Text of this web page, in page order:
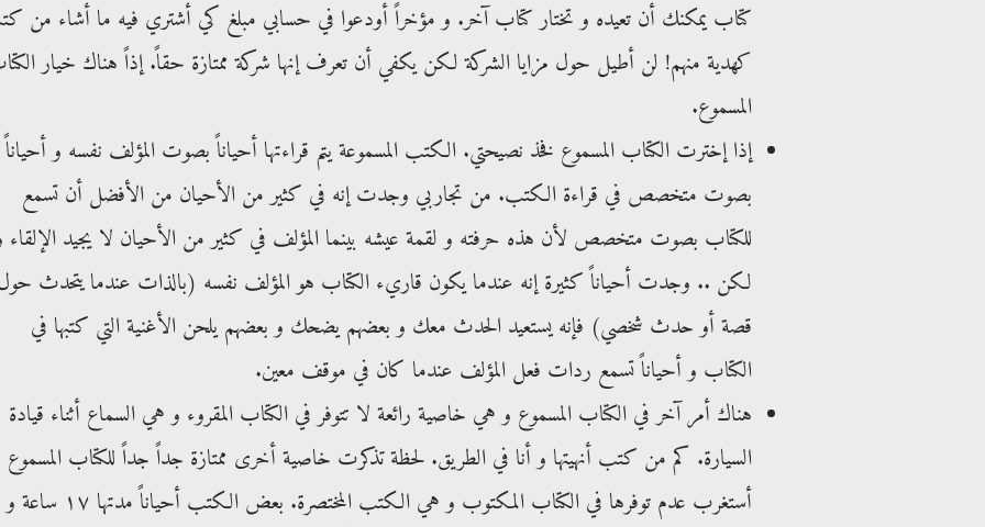
كتاب يمكنك أن تعيده و تختار كتاب آخر. و مؤخراً أودعوا في حسابي مبلغ كي أشتري فيه ما أشاء من
كهدية منهم! لن أطيل حول مزايا الشركة لكن يكفي أن تعرف إنها شركة ممتازة حقاً. إذاً هناك خيار
المسموع.
إذا إخترت الكتاب المسموع فخذ نصيحتي. الكتب المسموعة يتم قراءتها أحياناً بصوت المؤلف نفسه و أحياناً
بصوت متخصص في قراءة الكتب. من تجاربي وجدت إنه في كثير من الأحيان من الأفضل أن تسمع
للكتاب بصوت متخصص لأن هذه حرفته و لقمة عيشه بينما المؤلف في كثير من الأحيان لا يجيد الإلقاء
لكن .. وجدت أحياناً كثيرة إنه عندما يكون قاريء الكتاب هو المؤلف نفسه (بالذات عندما يتحدث
قصة أو حدث شخصي) فإنه يستعيد الحدث معك و بعضهم يضحك و بعضهم يلحن الأغنية التي كتبها في
الكتاب و أحياناً تسمع ردات فعل المؤلف عندما كان في موقف معين.
هناك أمر آخر في الكتاب المسموع و هي خاصية رائعة لا تتوفر في الكتاب المقروء و هي السماع أثناء قيادة
السيارة. كم من كتب أنهيتها و أنا في الطريق. لحظة تذكرت خاصية أخرى ممتازة جداً جداً للكتاب
أستغرب عدم توفرها في الكتاب المكتوب و هي الكتب المختصرة. بعض الكتب أحياناً مدتها ١٧ ساعة و